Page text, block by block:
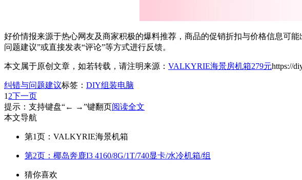
好价情报来源于热心网友及商家积极的爆料推荐，商品的促销折扣与价格信息可
问题建议”或直接发表“评论”等方式进行反馈。
本文属于原创文章，如若转载，请注明来源： VALKYRIE海景房机箱279元https://
纠错与问题建议标签： DIY组装电脑
1 2下一页
提示：支持键盘“← →”键翻页阅读全文
本文导航
第1页：VALKYRIE海景机箱
第2页：椰岛奔鹿I3 4160/8G/1T/740显卡/水冷机箱/组
猜你喜欢